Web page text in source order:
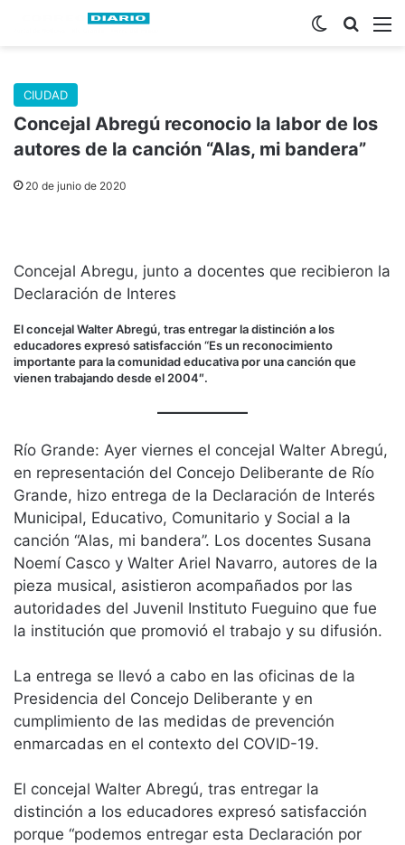
Buscar
Switch skin
CIUDAD
Concejal Abregú reconocio la labor de los
autores de la canción “Alas, mi bandera”
20 de junio de 2020
Concejal Abregu, junto a docentes que recibieron la
Declaración de Interes
El concejal Walter Abregú, tras entregar la distinción a los
educadores expresó satisfacción “Es un reconocimiento
importante para la comunidad educativa por una canción que
vienen trabajando desde el 2004″.
Río Grande: Ayer viernes el concejal Walter Abregú,
en representación del Concejo Deliberante de Río
Grande, hizo entrega de la Declaración de Interés
Municipal, Educativo, Comunitario y Social a la
canción “Alas, mi bandera”. Los docentes Susana
Noemí Casco y Walter Ariel Navarro, autores de la
pieza musical, asistieron acompañados por las
autoridades del Juvenil Instituto Fueguino que fue
la institución que promovió el trabajo y su difusión.
La entrega se llevó a cabo en las oficinas de la
Presidencia del Concejo Deliberante y en
cumplimiento de las medidas de prevención
enmarcadas en el contexto del COVID-19.
El concejal Walter Abregú, tras entregar la
distinción a los educadores expresó satisfacción
porque “podemos entregar esta Declaración por